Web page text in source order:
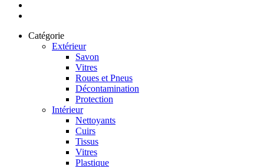
Catégorie
Extérieur
Savon
Vitres
Roues et Pneus
Décontamination
Protection
Intérieur
Nettoyants
Cuirs
Tissus
Vitres
Plastique